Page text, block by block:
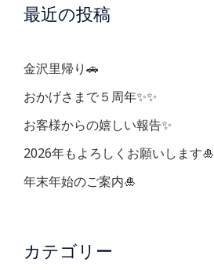
シ
ョ
ン
最近の投稿
金沢里帰り🚗
おかげさまで５周年✨✨
お客様からの嬉しい報告✨
2026年もよろしくお願いします🎍
年末年始のご案内🎍
カテゴリー